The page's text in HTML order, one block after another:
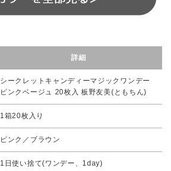
詳細
シークレットキャンディーマジックワンデー
ピンクベージュ 20枚入 板野友美(ともちん)
1箱20枚入り
ピンク／ブラウン
1日使い捨て(ワンデー、1day)